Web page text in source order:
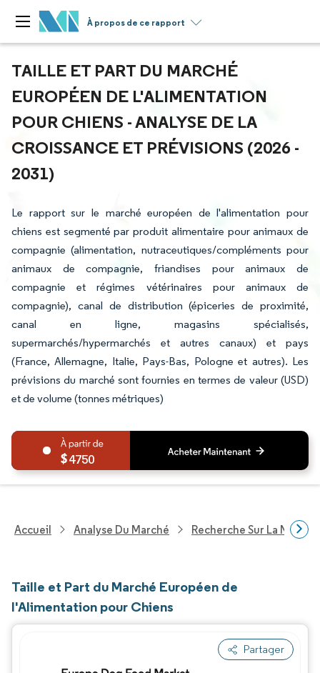
À propos de ce rapport
TAILLE ET PART DU MARCHÉ
EUROPÉEN DE L'ALIMENTATION
POUR CHIENS - ANALYSE DE LA
CROISSANCE ET PRÉVISIONS (2026 -
2031)
Le rapport sur le marché européen de l'alimentation pour
chiens est segmenté par produit alimentaire pour animaux de
compagnie (alimentation, nutraceutiques/compléments pour
animaux de compagnie, friandises pour animaux de
compagnie et régimes vétérinaires pour animaux de
compagnie), canal de distribution (épiceries de proximité,
canal en ligne, magasins spécialisés,
supermarchés/hypermarchés et autres canaux) et pays
(France, Allemagne, Italie, Pays-Bas, Pologne et autres). Les
prévisions du marché sont fournies en termes de valeur (USD)
et de volume (tonnes métriques)
4750
Accueil Analyse Du Marché Recherche Sur La
Taille et Part du Marché Européen de
l'Alimentation pour Chiens
Partager